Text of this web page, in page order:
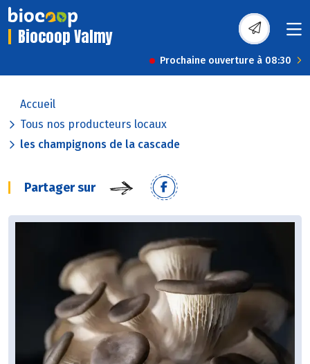
Biocoop Valmy
Prochaine ouverture à 08:30
Accueil
Tous nos producteurs locaux
les champignons de la cascade
Partager sur